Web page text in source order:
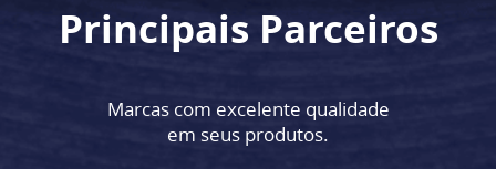
Principais Parceiros
Marcas com excelente qualidade
em seus produtos.